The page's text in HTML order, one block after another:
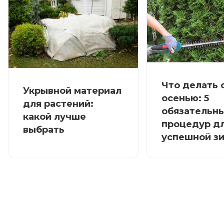
Укрывной материал
для растений:
какой лучше
выбрать
Что делать
осенью: 5
процедур
успешной